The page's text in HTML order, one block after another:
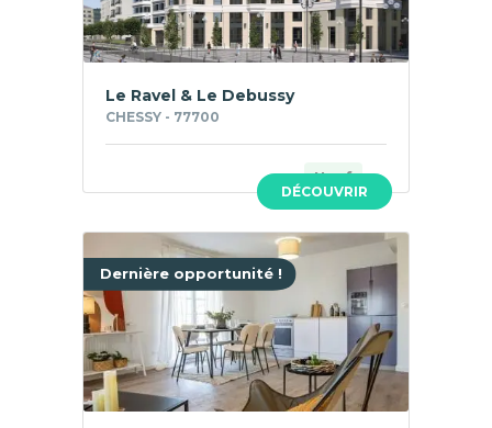
DÉCOUVRIR
Le Ravel & Le Debussy
CHESSY - 77700
Neuf
Dernière opportunité !